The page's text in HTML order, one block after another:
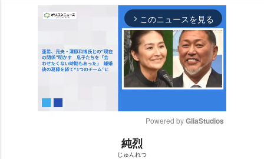
arrow_forward_ios このニュースを見る
Powered by GliaStudios
純烈
じゅんれつ